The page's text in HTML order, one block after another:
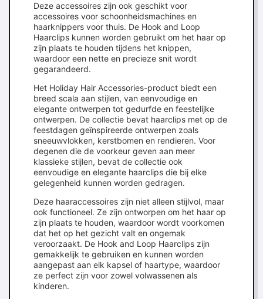
Deze accessoires zijn ook geschikt voor
accessoires voor schoonheidsmachines en
haarknippers voor thuis. De Hook and Loop
Haarclips kunnen worden gebruikt om het haar op
zijn plaats te houden tijdens het knippen,
waardoor een nette en precieze snit wordt
gegarandeerd.
Het Holiday Hair Accessories-product biedt een
breed scala aan stijlen, van eenvoudige en
elegante ontwerpen tot gedurfde en feestelijke
ontwerpen. De collectie bevat haarclips met op de
feestdagen geïnspireerde ontwerpen zoals
sneeuwvlokken, kerstbomen en rendieren. Voor
degenen die de voorkeur geven aan meer
klassieke stijlen, bevat de collectie ook
eenvoudige en elegante haarclips die bij elke
gelegenheid kunnen worden gedragen.
Deze haaraccessoires zijn niet alleen stijlvol, maar
ook functioneel. Ze zijn ontworpen om het haar op
zijn plaats te houden, waardoor wordt voorkomen
dat het op het gezicht valt en ongemak
veroorzaakt. De Hook and Loop Haarclips zijn
gemakkelijk te gebruiken en kunnen worden
aangepast aan elk kapsel of haartype, waardoor
ze perfect zijn voor zowel volwassenen als
kinderen.